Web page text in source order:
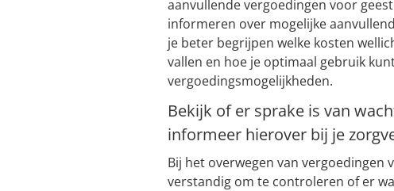
aanvullende vergoedingen voor
informeren over mogelijke
je beter begrijpen welke kosten
vallen en hoe je optimaal gebruik
vergoedingsmogelijkheden.
Bekijk of er sprake is van
informeer hierover bij je
Bij het overwegen van vergoedingen
verstandig om te controleren of er